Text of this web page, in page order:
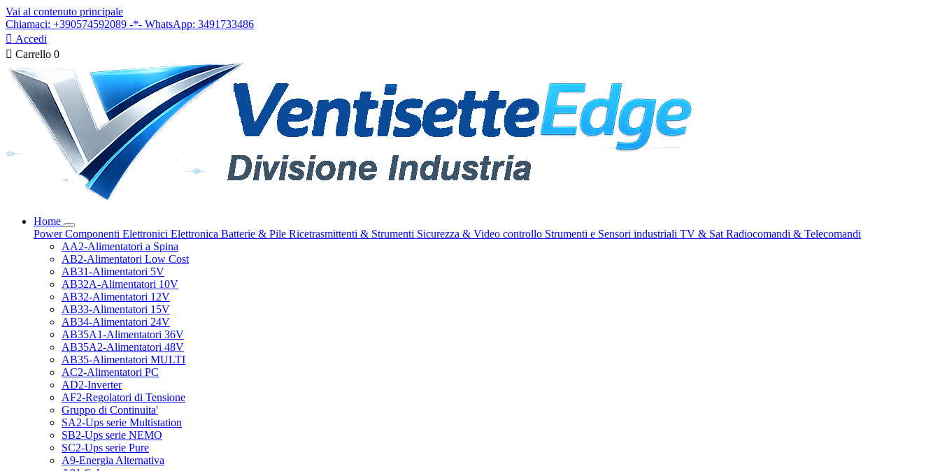
Vai al contenuto principale
Chiamaci: +390574592089 -*- WhatsApp: 3491733486
 Accedi
 Carrello 0
Home
PowerComponenti Elettronici Elettronica Batterie & Pile Ricetrasmittenti & Strumenti Sicurezza & Video controllo Strumenti e Sensori industriali TV & Sat Radiocomandi & Telecomandi
AA2-Alimentatori a Spina
AB2-Alimentatori Low Cost
AB31-Alimentatori 5V
AB32A-Alimentatori 10V
AB32-Alimentatori 12V
AB33-Alimentatori 15V
AB34-Alimentatori 24V
AB35A1-Alimentatori 36V
AB35A2-Alimentatori 48V
AB35-Alimentatori MULTI
AC2-Alimentatori PC
AD2-Inverter
AF2-Regolatori di Tensione
Gruppo di Continuita'
SA2-Ups serie Multistation
SB2-Ups serie NEMO
SC2-Ups serie Pure
A9-Energia Alternativa